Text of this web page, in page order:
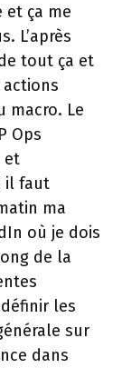
et ça me
L’après
tout ça et
macro. Le
Ops
et
il faut
ma
où je dois
de la
les
sur
dans